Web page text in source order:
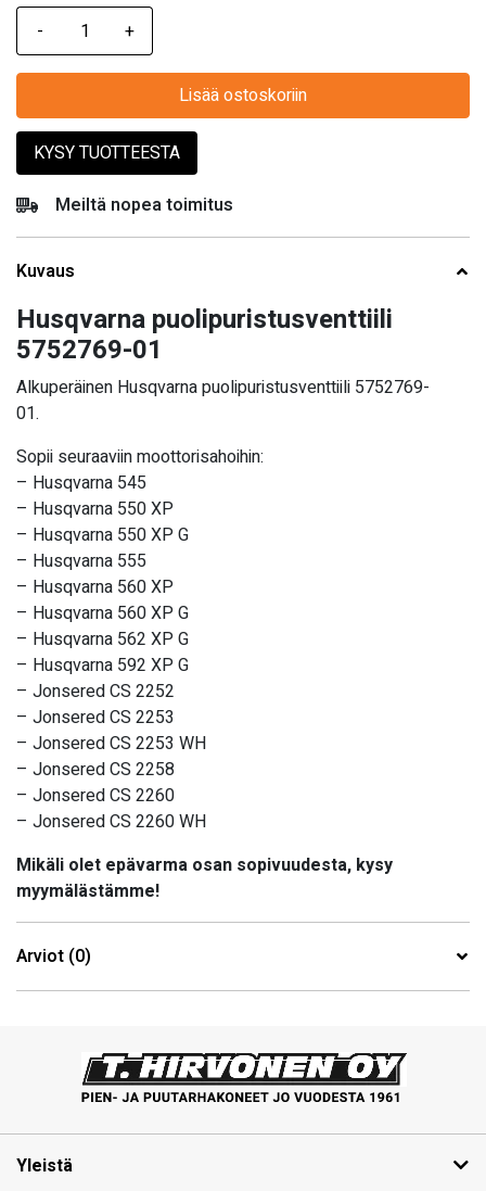
Lisää ostoskoriin
KYSY TUOTTEESTA
Meiltä nopea toimitus
Kuvaus
Husqvarna puolipuristusventtiili
5752769-01
Alkuperäinen Husqvarna puolipuristusventtiili 5752769-
01.
Sopii seuraaviin moottorisahoihin:
– Husqvarna 545
– Husqvarna 550 XP
– Husqvarna 550 XP G
– Husqvarna 555
– Husqvarna 560 XP
– Husqvarna 560 XP G
– Husqvarna 562 XP G
– Husqvarna 592 XP G
– Jonsered CS 2252
– Jonsered CS 2253
– Jonsered CS 2253 WH
– Jonsered CS 2258
– Jonsered CS 2260
– Jonsered CS 2260 WH
Mikäli olet epävarma osan sopivuudesta, kysy
myymälästämme!
Arviot (0)
Yleistä